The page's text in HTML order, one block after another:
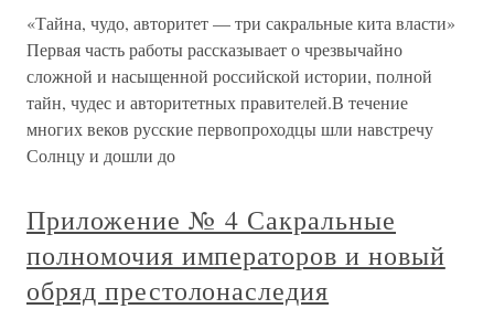
«Тайна, чудо, авторитет — три сакральные кита власти»
Первая часть работы рассказывает о чрезвычайно
сложной и насыщенной российской истории, полной
тайн, чудес и авторитетных правителей.В течение
многих веков русские первопроходцы шли навстречу
Солнцу и дошли до
Приложение № 4 Сакральные
полномочия императоров и новый
обряд престолонаследия